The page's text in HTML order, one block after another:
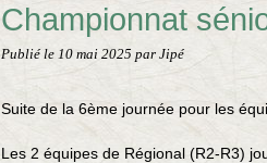
Championnat
Publié le 10 mai 2025 par Jipé
Suite de la 6ème journée pour les
Les 2 équipes de Régional (R2-R3)